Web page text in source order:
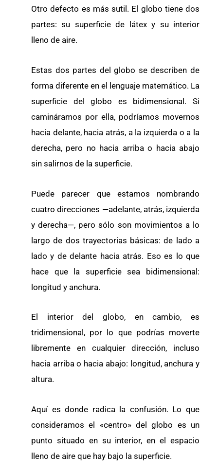
Otro defecto es más sutil. El globo tiene dos
partes: su superficie de látex y su interior
lleno de aire.
Estas dos partes del globo se describen de
forma diferente en el lenguaje matemático. La
superficie del globo es bidimensional. Si
camináramos por ella, podríamos movernos
hacia delante, hacia atrás, a la izquierda o a la
derecha, pero no hacia arriba o hacia abajo
sin salirnos de la superficie.
Puede parecer que estamos nombrando
cuatro direcciones —adelante, atrás, izquierda
y derecha—, pero sólo son movimientos a lo
largo de dos trayectorias básicas: de lado a
lado y de delante hacia atrás. Eso es lo que
hace que la superficie sea bidimensional:
longitud y anchura.
El interior del globo, en cambio, es
tridimensional, por lo que podrías moverte
libremente en cualquier dirección, incluso
hacia arriba o hacia abajo: longitud, anchura y
altura.
Aquí es donde radica la confusión. Lo que
consideramos el «centro» del globo es un
punto situado en su interior, en el espacio
lleno de aire que hay bajo la superficie.